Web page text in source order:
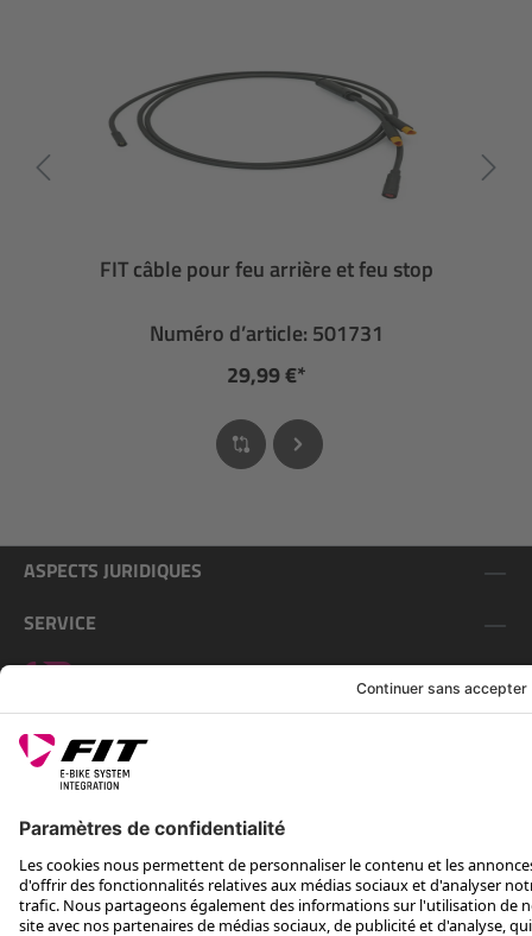
FIT câble pour feu arrière et feu stop
Numéro d’article: 501731
29,99 €*
ASPECTS JURIDIQUES
SERVICE